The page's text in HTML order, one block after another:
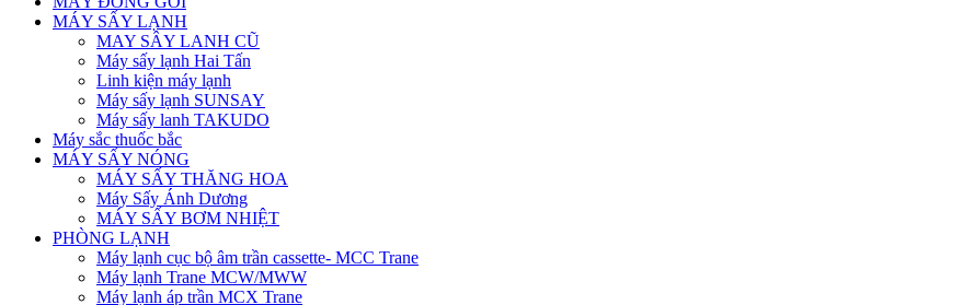
MÁY SẤY LẠNH
MAY SÂY LANH CŨ
Máy sấy lạnh Hai Tấn
Linh kiện máy lạnh
Máy sấy lạnh SUNSAY
Máy sấy lanh TAKUDO
Máy sắc thuốc bắc
MÁY SẤY NÓNG
MÁY SẤY THĂNG HOA
Máy Sấy Ánh Dương
MÁY SẤY BƠM NHIỆT
PHÒNG LẠNH
Máy lạnh cục bộ âm trần cassette- MCC Trane
Máy lạnh Trane MCW/MWW
Máy lạnh áp trần MCX Trane